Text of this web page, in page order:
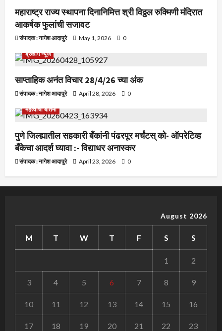
महाराष्ट्र राज्य स्थापना दिनानिमित्त श्री विठ्ठल रुक्मिणी मंदिरात
आकर्षक फुलांची सजावट
संपादक : नागेश आदापुरे May 1, 2026 0
ब्रेकीग न्यूज
साप्ताहिक अनंत विचार 28/4/26 च्या अंक
संपादक : नागेश आदापुरे April 28, 2026 0
महत्वाची बातमी
पुणे जिल्ह्यातील सहकारी बँकांनी पंढरपूर मर्चंटस् को- ऑपरेटिव्ह
बँकेचा आदर्श घ्यावा :- विद्याधर अनास्कर
संपादक : नागेश आदापुरे April 23, 2026 0
August 2026
M T W T F S S
1 2
3 4 5 6 7 8 9
10 11 12 13 14 15 16
17 18 19 20 21 22 23